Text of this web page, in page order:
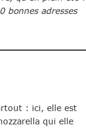
bonnes adresses
: ici, elle est
qui elle